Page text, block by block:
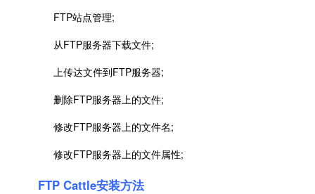
FTP站点管理;
从FTP服务器下载文件;
上传达文件到FTP服务器;
删除FTP服务器上的文件;
修改FTP服务器上的文件名;
修改FTP服务器上的文件属性;
FTP Cattle安装方法